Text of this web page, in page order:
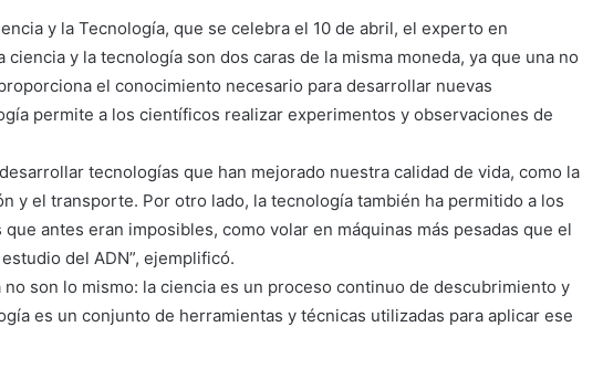
y la Tecnología, que se celebra el 10 de abril, el experto en
y la tecnología son dos caras de la misma moneda, ya que una no
el conocimiento necesario para desarrollar nuevas
permite a los científicos realizar experimentos y observaciones de
tecnologías que han mejorado nuestra calidad de vida, como la
y el transporte. Por otro lado, la tecnología también ha permitido a los
antes eran imposibles, como volar en máquinas más pesadas que el
del ADN”, ejemplificó.
son lo mismo: la ciencia es un proceso continuo de descubrimiento y
es un conjunto de herramientas y técnicas utilizadas para aplicar ese